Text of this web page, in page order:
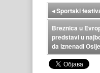
◂Sportski
Breznica u
predstavi u
da iznenadi